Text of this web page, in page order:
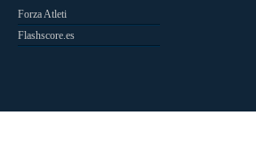
Forza Atleti
Flashscore.es